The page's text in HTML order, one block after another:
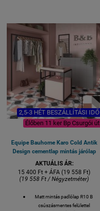
2,5-3 HÉT BESZÁLLÍTÁSI IDŐ
Élőben 11 ker Bp Csurgói út
Equipe Bauhome Karo Cold Antik
Design cementlap mintás járólap
AKTUÁLIS ÁR:
15 400 Ft + ÁFA (19 558 Ft)
(19 558 Ft / Négyzetméter)
Matt mintás padlólap R10 B
csúszásmentes felülettel